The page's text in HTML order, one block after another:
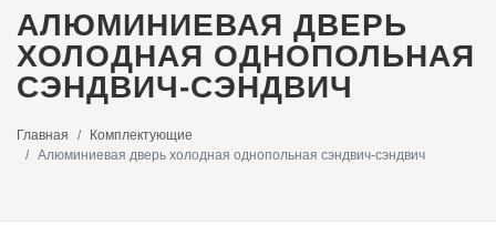
АЛЮМИНИЕВАЯ ДВЕРЬ
ХОЛОДНАЯ ОДНОПОЛЬНАЯ
СЭНДВИЧ-СЭНДВИЧ
Главная
Комплектующие
Алюминиевая дверь холодная однопольная сэндвич-сэндвич